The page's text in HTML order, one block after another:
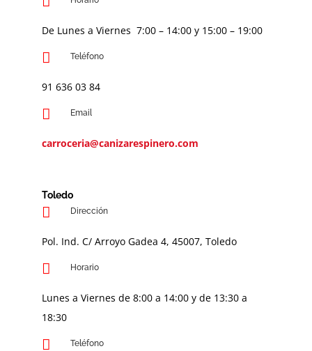
De Lunes a Viernes 7:00 – 14:00 y 15:00 – 19:00
Teléfono
91 636 03 84
Email
carroceria@canizarespinero.com
Toledo
Dirección
Pol. Ind. C/ Arroyo Gadea 4, 45007, Toledo
Horario
Lunes a Viernes de 8:00 a 14:00 y de 13:30 a
18:30
Teléfono